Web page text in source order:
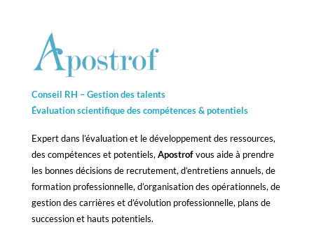
Conseil RH – Gestion des talents
Évaluation scientifique des compétences &potentiels
Expert dans l’évaluation et le développement des ressources,
des compétences et potentiels, Apostrofvous aide à prendre
les bonnes décisions de recrutement, d’entretiens annuels, de
formation professionnelle, d’organisation des opérationnels, de
gestion des carrières et d’évolution professionnelle, plans de
succession et hauts potentiels.